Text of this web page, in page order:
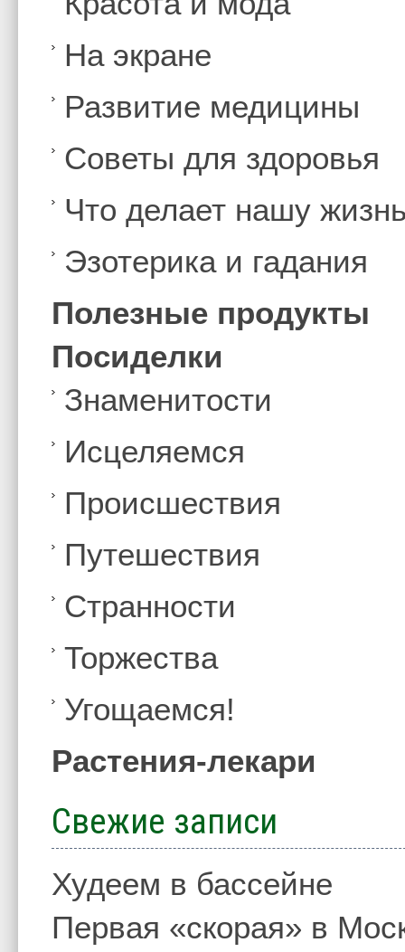
На экране
Развитие медицины
Советы для здоровья
Что делает нашу
Эзотерика и гадания
Полезные продукты
Посиделки
Знаменитости
Иcцеляемся
Происшествия
Путешествия
Странности
Торжества
Угощаемся!
Растения-лекари
Свежие записи
Худеем в бассейне
Первая «скорая» в